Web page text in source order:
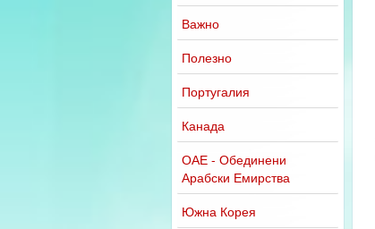
Важно
Полезно
Португалия
Канада
ОАЕ - Обединени
Арабски Емирства
Южна Корея